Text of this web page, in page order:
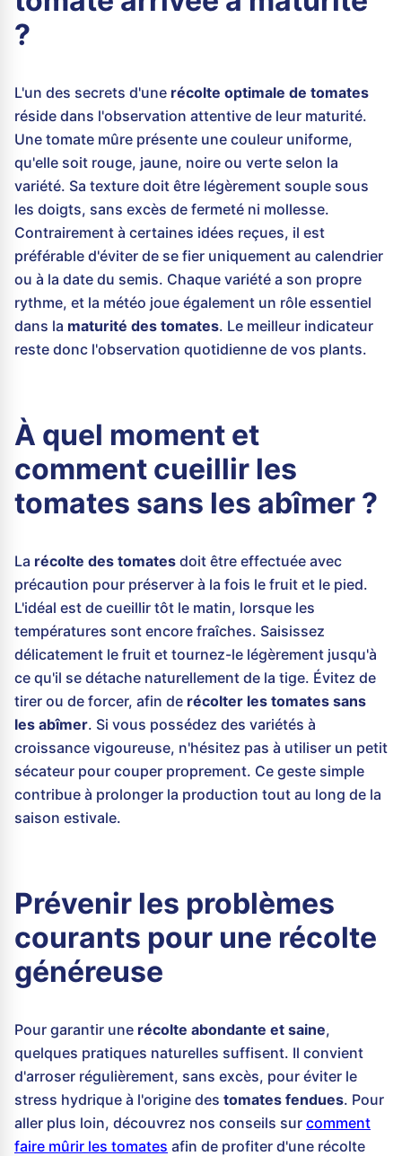
?
L'un des secrets d'une récolte optimale de tomates
réside dans l'observation attentive de leur maturité.
Une tomate mûre présente une couleur uniforme,
qu'elle soit rouge, jaune, noire ou verte selon la
variété. Sa texture doit être légèrement souple sous
les doigts, sans excès de fermeté ni mollesse.
Contrairement à certaines idées reçues, il est
préférable d'éviter de se fier uniquement au calendrier
ou à la date du semis. Chaque variété a son propre
rythme, et la météo joue également un rôle essentiel
dans la maturité des tomates. Le meilleur indicateur
reste donc l'observation quotidienne de vos plants.
À quel moment et
comment cueillir les
tomates sans les abîmer ?
La récolte des tomates doit être effectuée avec
précaution pour préserver à la fois le fruit et le pied.
L'idéal est de cueillir tôt le matin, lorsque les
températures sont encore fraîches. Saisissez
délicatement le fruit et tournez-le légèrement jusqu'à
ce qu'il se détache naturellement de la tige. Évitez de
tirer ou de forcer, afin de récolter les tomates sans
les abîmer. Si vous possédez des variétés à
croissance vigoureuse, n'hésitez pas à utiliser un petit
sécateur pour couper proprement. Ce geste simple
contribue à prolonger la production tout au long de la
saison estivale.
Prévenir les problèmes
courants pour une récolte
généreuse
Pour garantir une récolte abondante et saine,
quelques pratiques naturelles suffisent. Il convient
d'arroser régulièrement, sans excès, pour éviter le
stress hydrique à l'origine des tomates fendues. Pour
aller plus loin, découvrez nos conseils sur comment
faire mûrir les tomates afin de profiter d'une récolte